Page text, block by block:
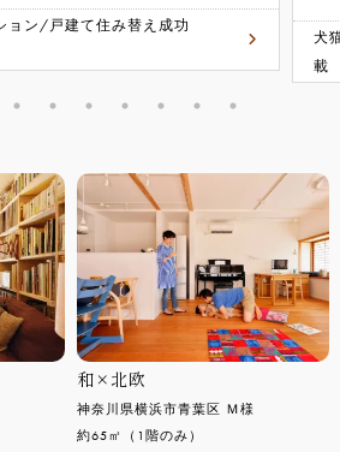
ョン/戸建て住み替え成功
犬
載
和×北欧
神奈川県横浜市青葉区 Ｍ様
約65㎡（1階のみ）